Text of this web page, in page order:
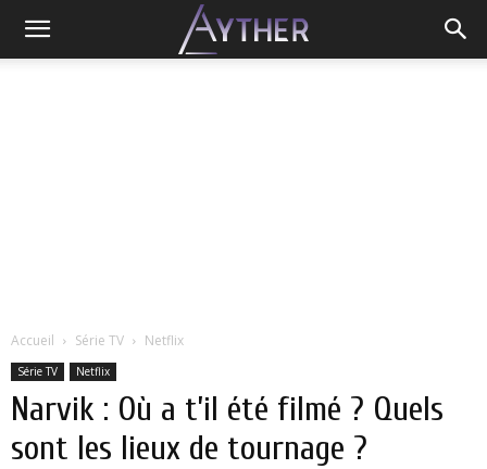
Accueil Série TV Netflix
Série TV Netflix
Narvik : Où a t’il été filmé ? Quels
sont les lieux de tournage ?